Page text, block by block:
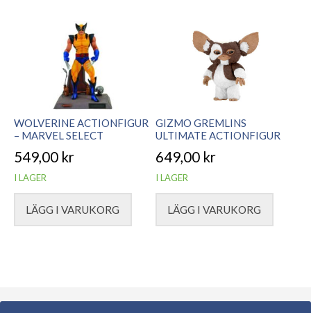
WOLVERINE ACTIONFIGUR
– MARVEL SELECT
549,00 kr
I LAGER
LÄGG I VARUKORG
GIZMO GREMLINS
ULTIMATE ACTIONFIGUR
649,00 kr
I LAGER
LÄGG I VARUKORG